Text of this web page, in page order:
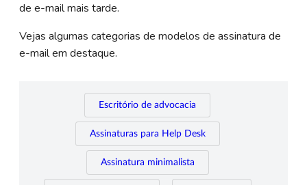
de e-mail mais tarde.
Vejas algumas categorias de modelos de assinatura de
e-mail em destaque.
Escritório de advocacia
Assinaturas para Help Desk
Assinatura minimalista